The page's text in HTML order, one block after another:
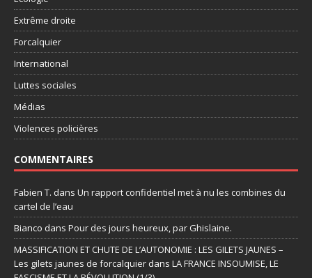
Extrême droite
Forcalquier
International
Luttes sociales
Médias
Violences policières
COMMENTAIRES
Fabien T. dans Un rapport confidentiel met à nu les combines du
cartel de l’eau
Bianco dans Pour des jours heureux, par Ghislaine.
MASSIFICATION ET CHUTE DE L’AUTONOMIE : LES GILETS JAUNES –
Les gilets jaunes de forcalquier dans LA FRANCE INSOUMISE, LE